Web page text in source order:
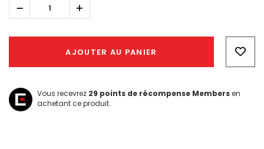
Réduire
quantité :
Augmenter
la
quantité :
AJOUTER AU PANIER
Vous recevrez 29 points de récompense Membersen
achetant ce produit.